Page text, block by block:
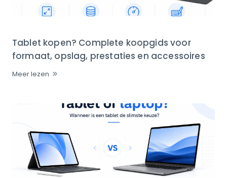
Tablet kopen? Complete koopgids voor
formaat, opslag, prestaties en accessoires
Meer lezen